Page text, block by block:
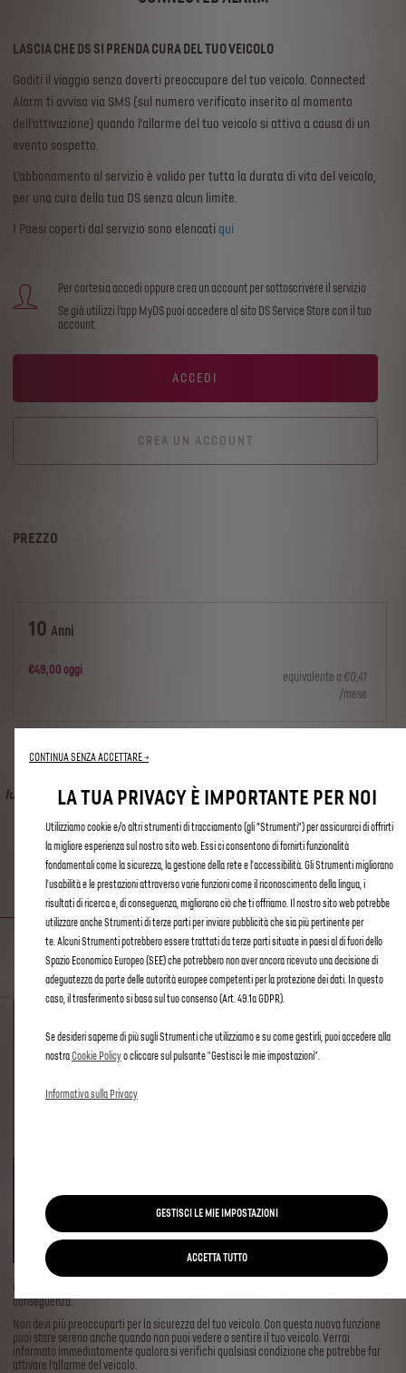
LASCIA CHE DS SI PRENDA CURA DEL TUO VEICOLO
Goditi il viaggio senza doverti preoccupare del tuo veicolo. Connected
Alarm ti avvisa via SMS (sul numero verificato inserito al momento
dell'attivazione) quando l’allarme del tuo veicolo si attiva a causa di un
evento sospetto.
L’abbonamento al servizio è valido per tutta la durata di vita del veicolo,
per una cura della tua DS senza alcun limite.
I Paesi coperti dal servizio sono elencati qui
Per cortesia accedi oppure crea un account per sottoscrivere il servizio
Se già utilizzi l’app MyDS puoi accedere al sito DS Service Store con il tuo
account.
ACCEDI
CREA UN ACCOUNT
PREZZO
10 Anni
€49,00 oggi
equivalente a€0,41
/mese
luglio 2023. Per i veicoli ordinati dopo il 3° luglio 2023 (incluso),
PLUS.
CONNECTED ALARM
LIBERA LA TUA MENTE
Connected Alarm ti avvisa se viene rilevato un evento sospetto e l’allarme si attiva di
conseguenza.
Non devi più preoccuparti per la sicurezza del tuo veicolo. Con questa nuova funzione
puoi stare sereno anche quando non puoi vedere o sentire il tuo veicolo. Verrai
informato immediatamente qualora si verifichi qualsiasi condizione che potrebbe far
attivare l’allarme del veicolo.
CONTINUA SENZA ACCETTARE →
LA TUA PRIVACY È IMPORTANTE PER NOI
Utilizziamo cookie e/o altri strumenti di tracciamento (gli “Strumenti”) per assicurarci di offrirti
la migliore esperienza sul nostro sito web. Essi ci consentono di fornirti funzionalità
fondamentali come la sicurezza, la gestione della rete e l'accessibilità. Gli Strumenti migliorano
l'usabilità e le prestazioni attraverso varie funzioni come il riconoscimento della lingua, i
risultati di ricerca e, di conseguenza, migliorano ciò che ti offriamo. Il nostro sito web potrebbe
utilizzare anche Strumenti di terze parti per inviare pubblicità che sia più pertinente per
te. Alcuni Strumenti potrebbero essere trattati da terze parti situate in paesi al di fuori dello
Spazio Economico Europeo (SEE) che potrebbero non aver ancora ricevuto una decisione di
adeguatezza da parte delle autorità europee competenti per la protezione dei dati. In questo
caso, il trasferimento si basa sul tuo consenso (Art. 49.1a GDPR).
Se desideri saperne di più sugli Strumenti che utilizziamo e su come gestirli, puoi accedere alla
nostraCookie Policyo cliccare sul pulsante "Gestisci le mie impostazioni".
Informativa sulla Privacy
GESTISCI LE MIE IMPOSTAZIONI
ACCETTA TUTTO